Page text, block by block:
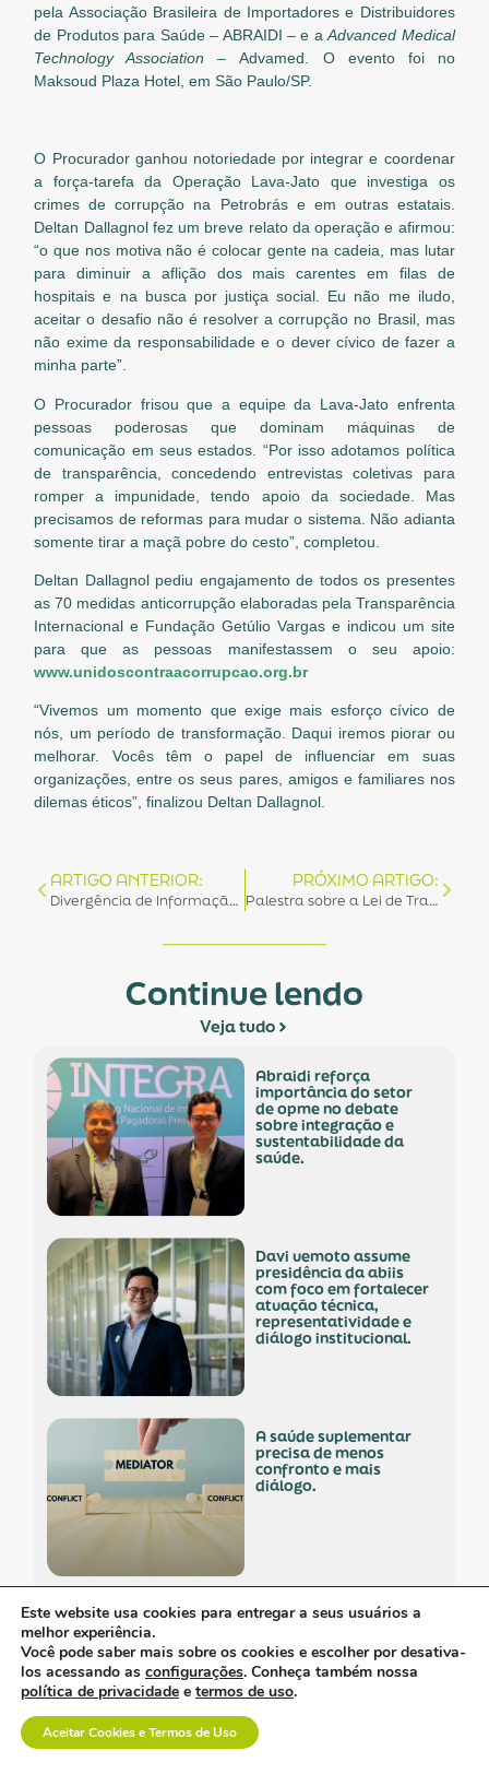
pela Associação Brasileira de Importadores e Distribuidores
de Produtos para Saúde – ABRAIDI – e aAdvanced Medical
Technology Association –Advamed. O evento foi no
Maksoud Plaza Hotel, em São Paulo/SP.
O Procurador ganhou notoriedade por integrar e coordenar
a força-tarefa da Operação Lava-Jato que investiga os
crimes de corrupção na Petrobrás e em outras estatais.
Deltan Dallagnol fez um breve relato da operação e afirmou:
“o que nos motiva não é colocar gente na cadeia, mas lutar
para diminuir a aflição dos mais carentes em filas de
hospitais e na busca por justiça social. Eu não me iludo,
aceitar o desafio não é resolver a corrupção no Brasil, mas
não exime da responsabilidade e o dever cívico de fazer a
minha parte”.
O Procurador frisou que a equipe da Lava-Jato enfrenta
pessoas poderosas que dominam máquinas de
comunicação em seus estados. “Por isso adotamos política
de transparência, concedendo entrevistas coletivas para
romper a impunidade, tendo apoio da sociedade. Mas
precisamos de reformas para mudar o sistema. Não adianta
somente tirar a maçã pobre do cesto”, completou.
Deltan Dallagnol pediu engajamento de todos os presentes
as 70 medidas anticorrupção elaboradas pela Transparência
Internacional e Fundação Getúlio Vargas e indicou um site
para que as pessoas manifestassem o seu apoio:
www.unidoscontraacorrupcao.org.br
“Vivemos um momento que exige mais esforço cívico de
nós, um período de transformação. Daqui iremos piorar ou
melhorar. Vocês têm o papel de influenciar em suas
organizações, entre os seus pares, amigos e familiares nos
dilemas éticos”, finalizou Deltan Dallagnol.
ARTIGO ANTERIOR:
Divergência de Informação da Validade dos Produtos em Importação X Validade Descrita no Processo de Registro.
PRÓXIMO ARTIGO:
Palestra sobre a Lei de Transparência de MG – Sunshine Act é promovida em Belo Horizonte/MG
Continue lendo
Veja tudo
abraidi reforça
importância do setor
de opme no debate
sobre integração e
sustentabilidade da
saúde.
davi uemoto assume
presidência da abiis
com foco em fortalecer
atuação técnica,
representatividade e
diálogo institucional.
a saúde suplementar
precisa de menos
confronto e mais
diálogo.
empresa polonesa
interesse no mercado
nacional.
Este website usa cookies para entregar a seus usuários a
melhor experiência.
Você pode saber mais sobre os cookies e escolher por desativa-
los acessando as configurações. Conheça também nossa
política de privacidade e termos de uso.
Aceitar Cookies e Termos de Uso